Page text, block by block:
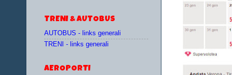
TRENI & AUTOBUS
AUTOBUS - links generali
TRENI - links generali
AEROPORTI